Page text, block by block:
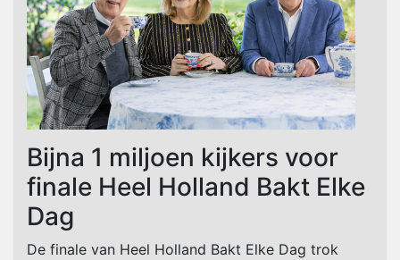
Bijna 1 miljoen kijkers voor
finale Heel Holland Bakt Elke
Dag
De finale van Heel Holland Bakt Elke Dag trok